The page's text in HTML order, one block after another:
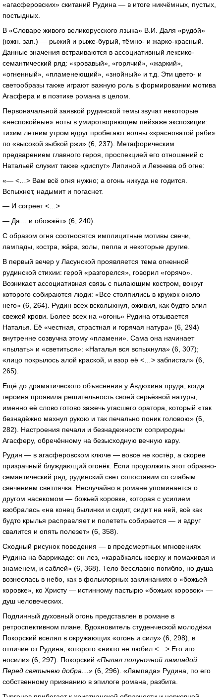
«агасферовских» скитаний Рудина — в итоге никчёмных, пустых,
постыдных.
В «Словаре живого великорусского языка» В.И. Даля «рудóй»
(южн. зап.) — рыжий и рыже-бурый, тёмно- и жарко-красный.
Данные значения встраиваются в ассоциативный лексико-
семантический ряд: «кровавый», «горячий», «жаркий»,
«огненный», «пламенеющий», «знойный» и т.д. Эти цвето- и
светообразы также играют важную роль в формировании мотива
Агасфера и в поэтике романа в целом.
Первоначальной заявкой рудинской темы звучат некоторые
«неспокойные» ноты в умиротворяющем пейзаже экспозиции:
тихим летним утром вдруг пробегают волны «красноватой ряби»
по «высокой зыбкой ржи» (6, 237). Метафорическим
предварением главного героя, проспекцией его отношений с
Натальей служит также «диспут» Липиной и Лежнева об огне:
«— <…> Вам всё огня нужно; а огонь никуда не годится.
Вспыхнет, надымит и погаснет.
— И согреет <…>
— Да… и обожжёт» (6, 240).
С образом огня соотносятся имплицитные мотивы свечи,
лампады, костра, жáра, золы, пепла и некоторые другие.
В первый вечер у Ласунской проявляется тема огненной
рудинской стихии: герой «разгорелся», говорил «горячо».
Возникает ассоциативная связь с пылающим костром, вокруг
которого собираются люди: «Все столпились в кружок около
него» (6, 264). Рудин всех всколыхнул, оживил, как будто влил
свежей крови. Более всех на «огонь» Рудина отзывается
Наталья. Её «честная, страстная и горячая натура» (6, 294)
внутренне созвучна этому «пламени». Сама она начинает
«пылать» и «светиться»: «Наталья вся вспыхнула» (6, 307);
«лицо покрылось алой краской, и взор её <…> заблистал» (6,
265).
Ещё до драматического объяснения у Авдюхина пруда, когда
героиня проявила решительность своей серьёзной натуры,
именно её слово готово зажечь угасшего оратора, который «так
безнадёжно махнул рукою и так печально поник головою» (6,
282). Настроения печали и безнадежности соприродны
Агасферу, обречённому на безысходную вечную кару.
Рудин — в агасферовском ключе — вовсе не костёр, а скорее
призрачный блуждающий огонёк. Если продолжить этот образно-
семантический ряд, рудинский свет сопоставим со слабым
свечением светлячка. Неслучайно в романе упоминается о
другом насекомом — божьей коровке, которая с усилием
взобралась «на конец былинки и сидит, сидит на ней, всё как
будто крылья расправляет и полететь собирается — и вдруг
свалится и опять полезет» (6, 358).
Сходный рисунок поведения — в предсмертных мгновениях
Рудина на баррикаде: он лез, «карабкаясь кверху и помахивая и
знаменем, и саблей» (6, 368). Тело бесславно погибло, но душа
вознеслась в небо, как в фольклорных заклинаниях о «божьей
коровке», ко Христу — истинному пастырю «божьих коровок» —
душ человеческих.
Подлинный духовный огонь представлен в романе в
ретроспективном плане. Вдохновитель студенческой молодёжи
Покорский вселял в окружающих «огонь и силу» (6, 298), в
отличие от Рудина, которого «никто не любил <…> Его иго
носили» (6, 297). Покорский «Пылал полуночной лампадой
Перед святынею добра…» (6, 296). «Лампада» Рудина, по его
собственному признанию в эпилоге романа, разбита.